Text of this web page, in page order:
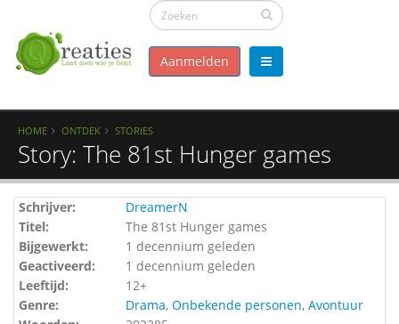
Aanmelden
HOME ONTDEK STORIES
Story: The 81st Hunger games
Schrijver:
DreamerN
Titel:
The 81st Hunger games
Bijgewerkt:
1 decennium geleden
Geactiveerd:
1 decennium geleden
Leeftijd:
12+
Genre:
Drama, Onbekende personen, Avontuur